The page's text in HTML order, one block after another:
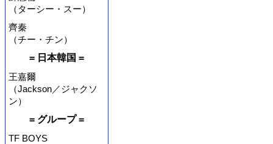
（ターシー・スー）
齊秦
（チー・チン）
= 日本韓国 =
王嘉爾
（Jackson／ジャクソ
ン）
= グループ =
TF BOYS